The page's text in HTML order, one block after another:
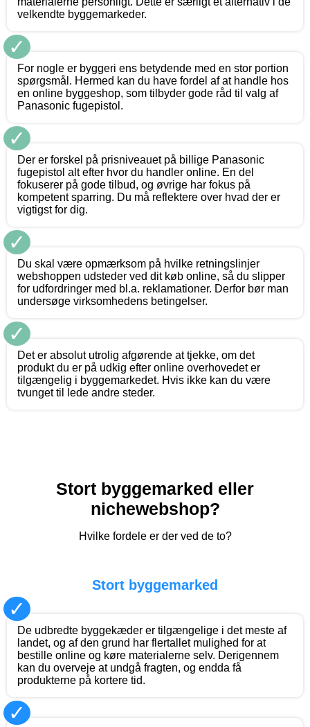
velkendte byggemarkeder.
✓
For nogle er byggeri ens betydende med en stor portion
spørgsmål. Hermed kan du have fordel af at handle hos
en online byggeshop, som tilbyder gode råd til valg af
Panasonic fugepistol.
✓
Der er forskel på prisniveauet på billige Panasonic
fugepistol alt efter hvor du handler online. En del
fokuserer på gode tilbud, og øvrige har fokus på
kompetent sparring. Du må reflektere over hvad der er
vigtigst for dig.
✓
Du skal være opmærksom på hvilke retningslinjer
webshoppen udsteder ved dit køb online, så du slipper
for udfordringer med bl.a. reklamationer. Derfor bør man
undersøge virksomhedens betingelser.
✓
Det er absolut utrolig afgørende at tjekke, om det
produkt du er på udkig efter online overhovedet er
tilgængelig i byggemarkedet. Hvis ikke kan du være
tvunget til lede andre steder.
Stort byggemarked eller
nichewebshop?
Hvilke fordele er der ved de to?
Stort byggemarked
✓
De udbredte byggekæder er tilgængelige i det meste af
landet, og af den grund har flertallet mulighed for at
bestille online og køre materialerne selv. Derigennem
kan du overveje at undgå fragten, og endda få
produkterne på kortere tid.
✓